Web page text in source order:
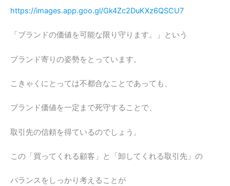
https://images.app.goo.gl/Gk4Zc2DuKXz6QSCU7
「ブランドの価値を可能な限り守ります。」という
ブランド寄りの姿勢をとっています。
こきゃくにとっては不都合なことであっても、
ブランド価値を一定まで死守することで、
取引先の信頼を得ているのでしょう。
この「買ってくれる顧客」と「卸してくれる取引先」の
バランスをしっかり考えることが